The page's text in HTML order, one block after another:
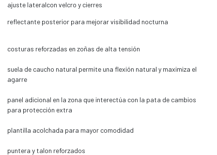
ajuste lateralcon velcro y cierres
reflectante posterior para mejorar visibilidad nocturna
costuras reforzadas en zoñas de alta tensión
suela de caucho natural permite una flexión natural y maximiza el
agarre
panel adicional en la zona que interectúa con la pata de cambios
para protección extra
plantilla acolchada para mayor comodidad
puntera y talon reforzados